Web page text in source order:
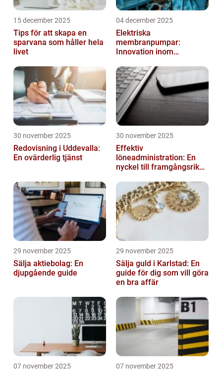
15 december 2025
Tips för att skapa en
sparvana som håller hela
livet
04 december 2025
Elektriska
membranpumpar:
Innovation inom
30 november 2025
Redovisning i Uddevalla:
En ovärderlig tjänst
30 november 2025
Effektiv
löneadministration: En
nyckel till framgångsrika
29 november 2025
Sälja aktiebolag: En
djupgående guide
29 november 2025
Sälja guld i Karlstad: En
guide för dig som vill göra
en bra affär
07 november 2025 07 november 2025